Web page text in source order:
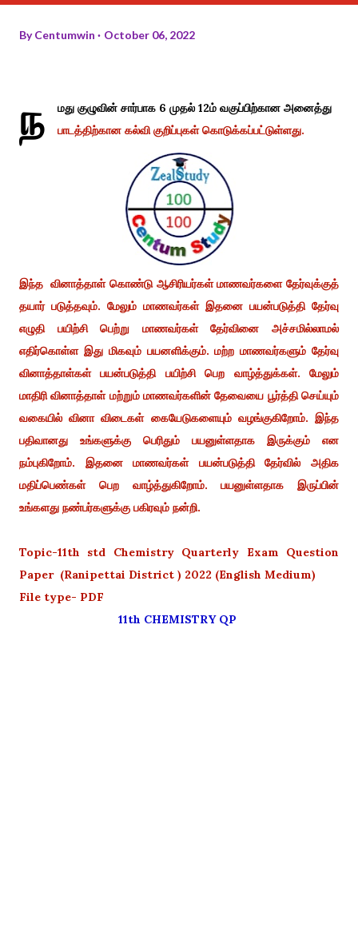
ByCentumwin October 06, 2022
ந
மது குழுவின் சார்பாக 6 முதல் 12ம் வகுப்பிற்கான அனைத்து
பாடத்திற்கான கல்வி குறிப்புகள் கொடுக்கப்பட்டுள்ளது.
இந்த வினாத்தாள் கொண்டு ஆசிரியர்கள் மாணவர்களை தேர்வுக்குத்
தயார் படுத்தவும். மேலும் மாணவர்கள் இதனை பயன்படுத்தி தேர்வு
எழுதி பயிற்சி பெற்று மாணவர்கள் தேர்வினை அச்சமில்லாமல்
எதிர்கொள்ள இது மிகவும் பயனளிக்கும். மற்ற மாணவர்களும் தேர்வு
வினாத்தாள்கள் பயன்படுத்தி பயிற்சி பெற வாழ்த்துக்கள். மேலும்
மாதிரி வினாத்தாள் மற்றும் மாணவர்களின் தேவையை பூர்த்தி செய்யும்
வகையில் வினா விடைகள் கையேடுகளையும் வழங்குகிறோம். இந்த
பதிவானது உங்களுக்கு பெரிதும் பயனுள்ளதாக இருக்கும் என
நம்புகிறோம். இதனை மாணவர்கள் பயன்படுத்தி தேர்வில் அதிக
மதிப்பெண்கள் பெற வாழ்த்துகிறோம். பயனுள்ளதாக இருப்பின்
உங்களது நண்பர்களுக்கு பகிரவும் நன்றி.
Topic-11th std Chemistry Quarterly Exam Question
Paper (Ranipettai District ) 2022 (English Medium)
File type- PDF
11th CHEMISTRY QP